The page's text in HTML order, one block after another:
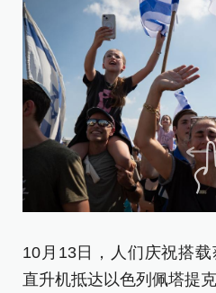
10月13日，人们庆祝搭
直升机抵达以色列佩塔提